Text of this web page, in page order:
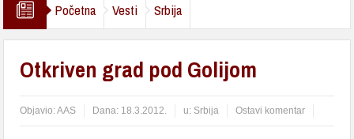
Početna Vesti Srbija
Otkriven grad pod Golijom
Objavio:AAS Dana: 18.3.2012. u: Srbija Ostavi komentar